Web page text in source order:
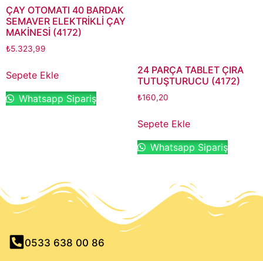
ÇAY OTOMATI 40 BARDAK
SEMAVER ELEKTRİKLİ ÇAY
MAKİNESİ (4172)
₺5.323,99
Sepete Ekle
Whatsapp Sipariş
24 PARÇA TABLET ÇIRA
TUTUŞTURUCU (4172)
₺160,20
Sepete Ekle
Whatsapp Sipariş
0533 638 00 86